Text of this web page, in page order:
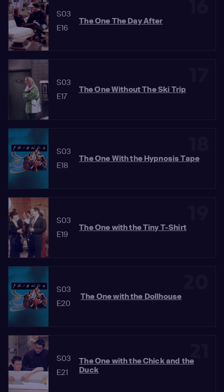
S03
E16
The One The Day After
S03
E17
The One Without The Ski Trip
S03
E18
The One With the Hypnosis Tape
S03
E19
The One with the Tiny T-Shirt
S03
E20
The One with the Dollhouse
S03
E21
The One with the Chick and the
Duck